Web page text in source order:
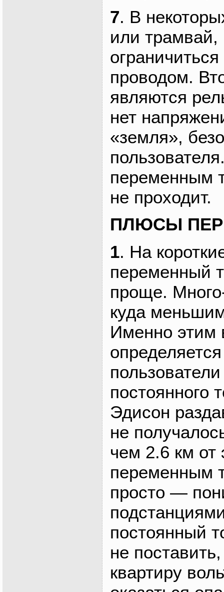
7. В
или
проводом.
являются
нет
«земля»,
переменным
не проходит.
ПЛЮСЫ
1. На
переменный
проще.
куда
Именно этим
постоянного
Эдисон
не
чем 2.6 км от
переменным
просто —
постоянный
не
квартиру